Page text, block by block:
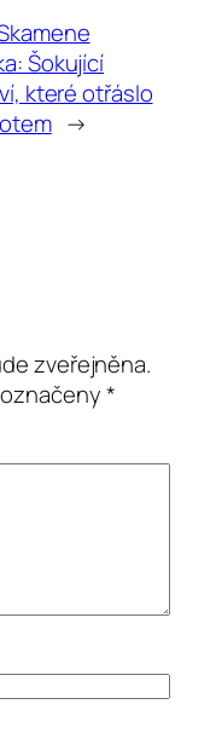
Šokující
které otřáslo
→
zveřejněna.
*